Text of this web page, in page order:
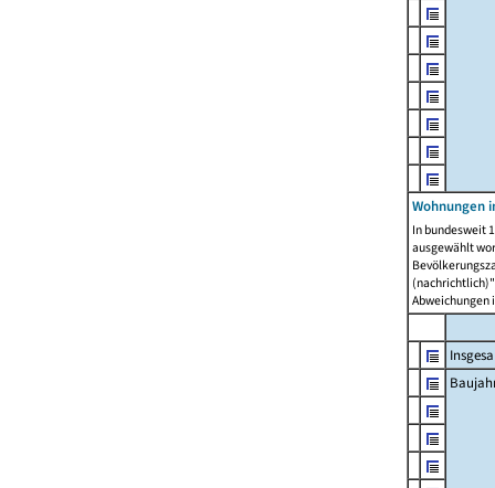
Wohnungen
In bundesweit
ausgewählt
Abweichungen